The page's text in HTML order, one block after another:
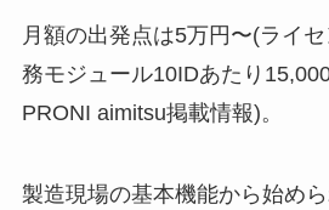
月額の出発点は5万円〜(ライ
務モジュール10IDあたり
PRONI aimitsu掲載情報)。
製造現場の基本機能から始め